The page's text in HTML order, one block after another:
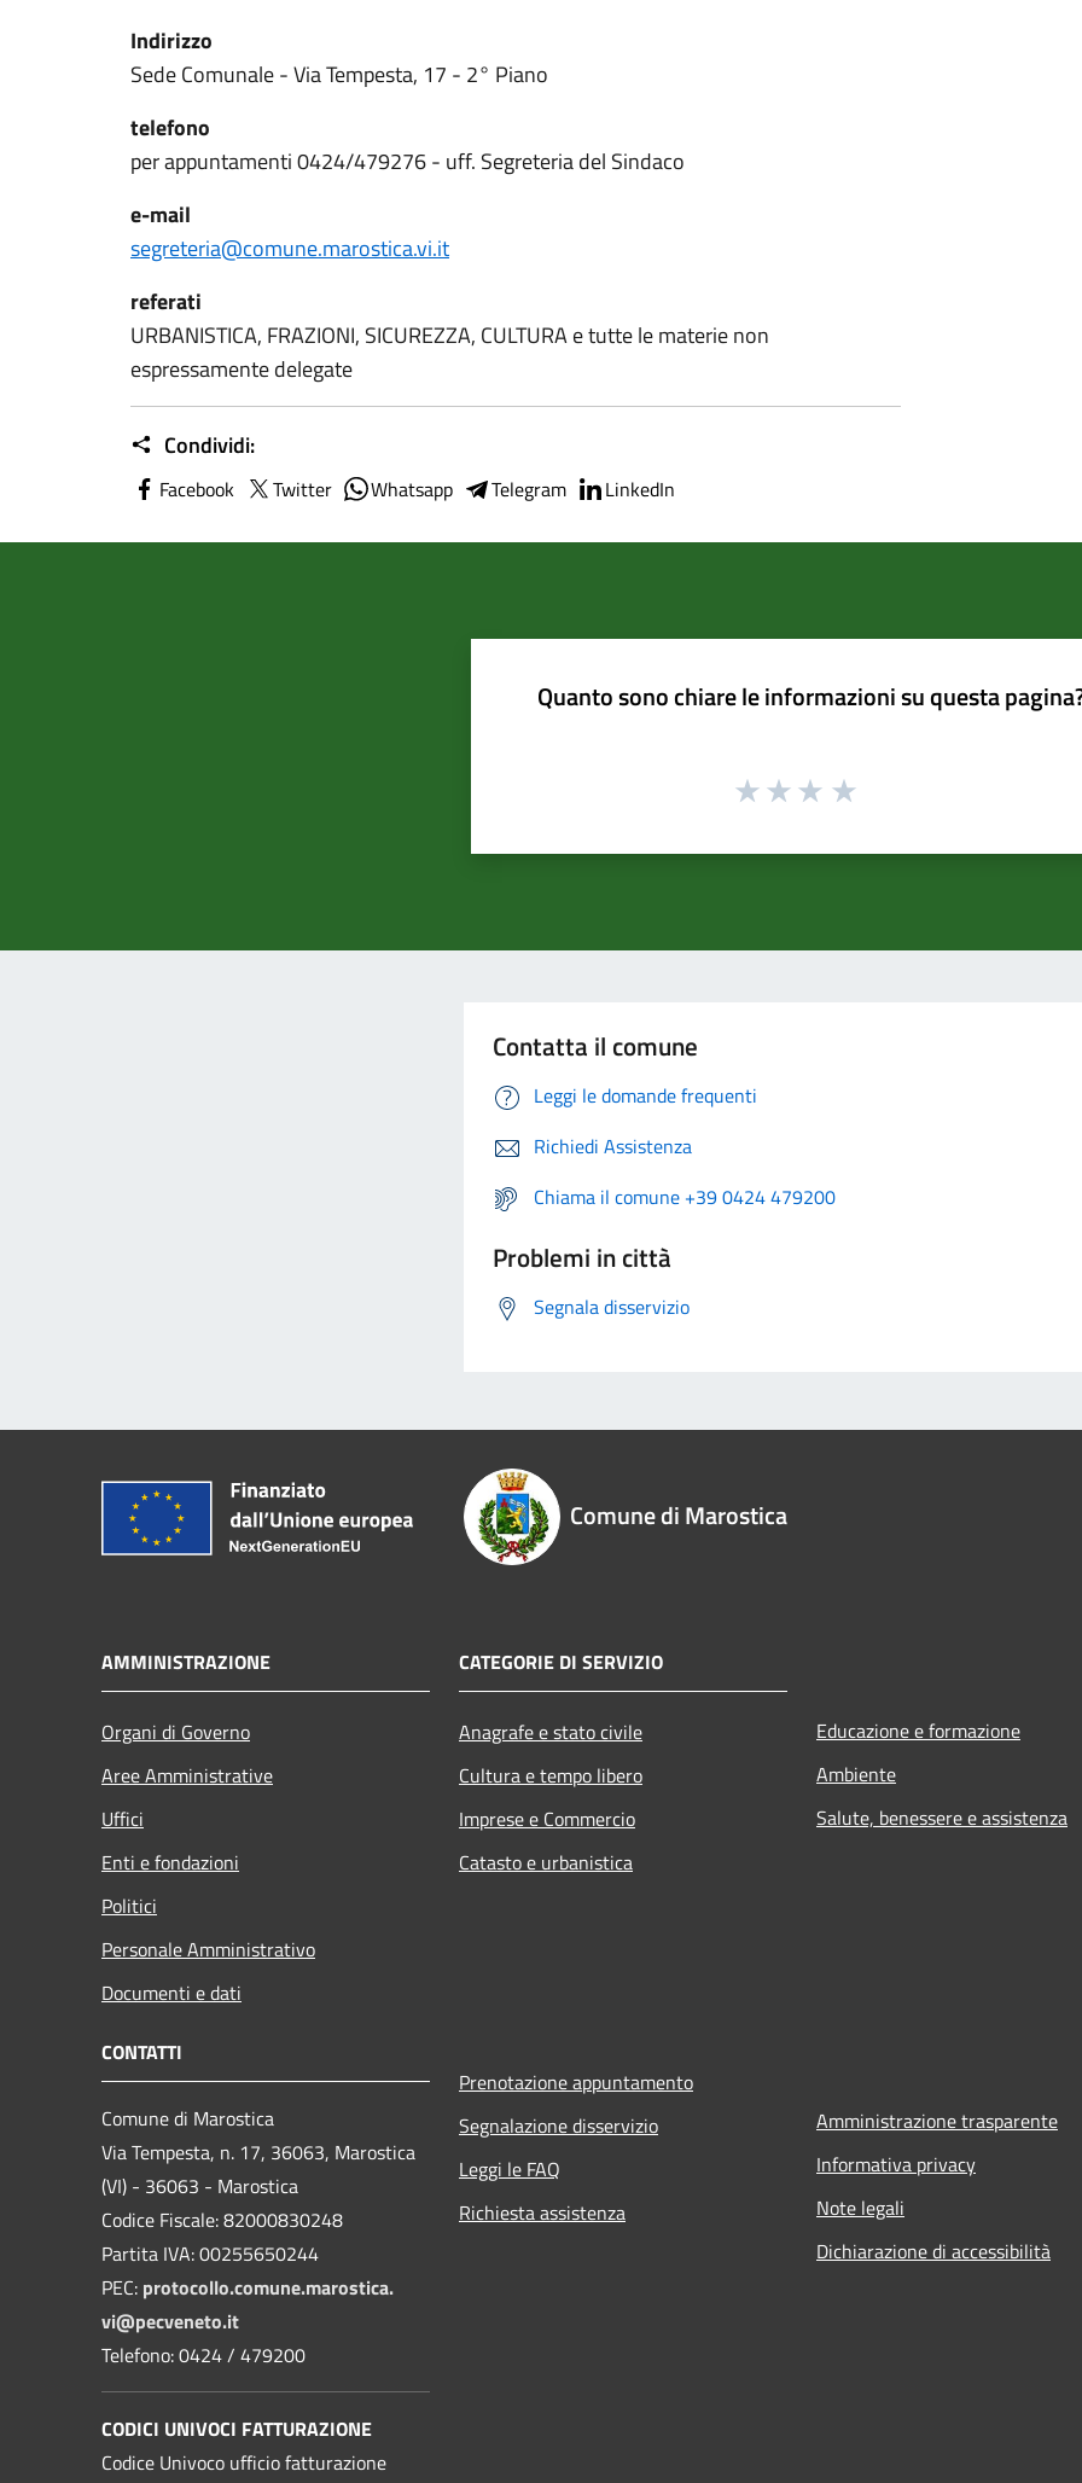
Indirizzo
Sede Comunale - Via Tempesta, 17 - 2° Piano
telefono
per appuntamenti 0424/479276 - uff. Segreteria del Sindaco
e-mail
segreteria@comune.marostica.vi.it
referati
URBANISTICA, FRAZIONI, SICUREZZA, CULTURA e tutte le materie non
espressamente delegate
Condividi:
Facebook Twitter Whatsapp Telegram LinkedIn
Quanto sono chiare le informazioni su questa
Contatta il comune
Leggi le domande frequenti
Richiedi Assistenza
Chiama il comune +39 0424 479200
Problemi in città
Segnala disservizio
Comune di Marostica
AMMINISTRAZIONE
Organi di Governo
Aree Amministrative
Uffici
Enti e fondazioni
Politici
Personale Amministrativo
Documenti e dati
CATEGORIE DI SERVIZIO
Anagrafe e stato civile
Cultura e tempo libero
Imprese e Commercio
Catasto e urbanistica
Educazione e formazione
Ambiente
Salute, benessere e assistenza
CONTATTI
Comune di Marostica
Via Tempesta, n. 17, 36063, Marostica
(VI) - 36063 - Marostica
Codice Fiscale: 82000830248
Partita IVA: 00255650244
PEC: protocollo.comune.marostica.
vi@pecveneto.it
Telefono: 0424 / 479200
CODICI UNIVOCI FATTURAZIONE
Codice Univoco ufficio fatturazione
Prenotazione appuntamento
Segnalazione disservizio
Leggi le FAQ
Richiesta assistenza
Amministrazione trasparente
Informativa privacy
Note legali
Dichiarazione di accessibilità